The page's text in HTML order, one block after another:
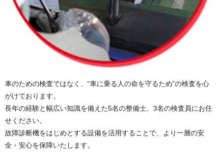
車のための検査ではなく、“車に乗る人の命を守るため”の検査を心
がけております。
長年の経験と幅広い知識を備えた5名の整備士、3名の検査員にお任
せください。
故障診断機をはじめとする設備を活用することで、より一層の安
全・安心を保障いたします。